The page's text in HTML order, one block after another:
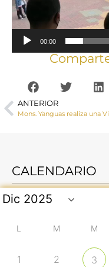
00:00
ANTERIOR
CALENDARIO
L M M
1 2 3